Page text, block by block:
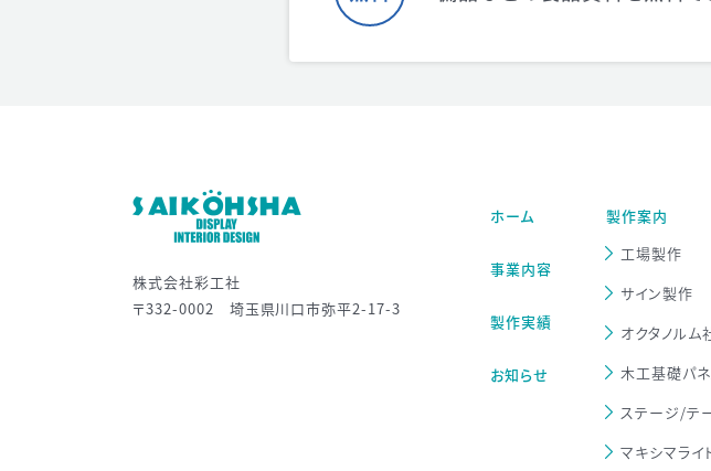
ホーム
事業内容
製作実績
お知らせ
製作案内
工場製作
サイン製作
オクタノルム
木工基礎パ
ステージ/テ
マキシマライ
株式会社彩工社
〒332-0002 埼玉県川口市弥平2-17-3